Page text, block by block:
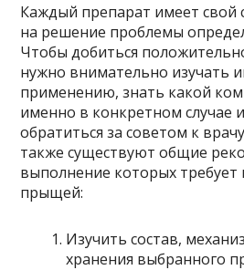
Каждый препарат имеет свой
на решение проблемы
Чтобы добиться
нужно внимательно изучать
применению, знать какой
именно в конкретном случае
обратиться за советом к
также существуют общие
выполнение которых
прыщей:
Изучить состав,
хранения выбранного